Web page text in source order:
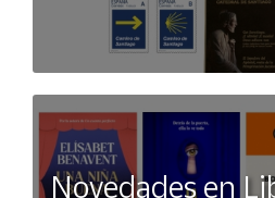
Novedades en